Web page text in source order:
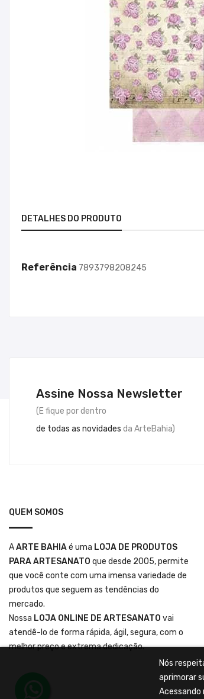
DETALHES DO PRODUTO
Referência 7893798208245
Assine Nossa Newsletter
(E fique por dentro
de todas as novidades da ArteBahia)
QUEM SOMOS
AARTE BAHIAé uma LOJA DE PRODUTOS
PARA ARTESANATO que desde 2005, permite
que você conte com uma imensa variedade de
produtos que seguem as tendências do
mercado.
Nossa LOJA ONLINE DE ARTESANATO vai
atendê-lo de forma rápida, ágil, segura, com o
melhor preço e extrema dedicação.
Nós
aprimorar
Acessando